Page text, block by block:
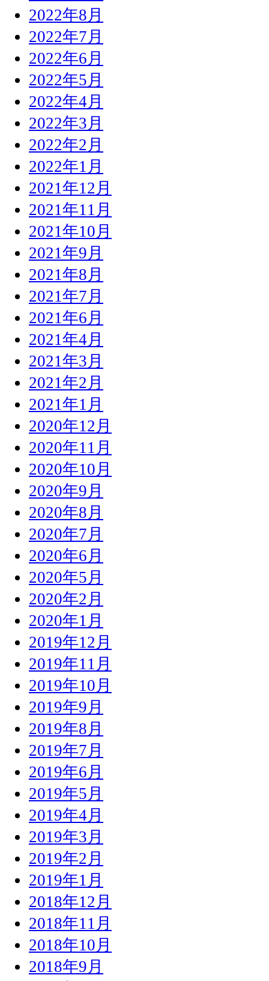
2022年8月
2022年7月
2022年6月
2022年5月
2022年4月
2022年3月
2022年2月
2022年1月
2021年12月
2021年11月
2021年10月
2021年9月
2021年8月
2021年7月
2021年6月
2021年4月
2021年3月
2021年2月
2021年1月
2020年12月
2020年11月
2020年10月
2020年9月
2020年8月
2020年7月
2020年6月
2020年5月
2020年2月
2020年1月
2019年12月
2019年11月
2019年10月
2019年9月
2019年8月
2019年7月
2019年6月
2019年5月
2019年4月
2019年3月
2019年2月
2019年1月
2018年12月
2018年11月
2018年10月
2018年9月